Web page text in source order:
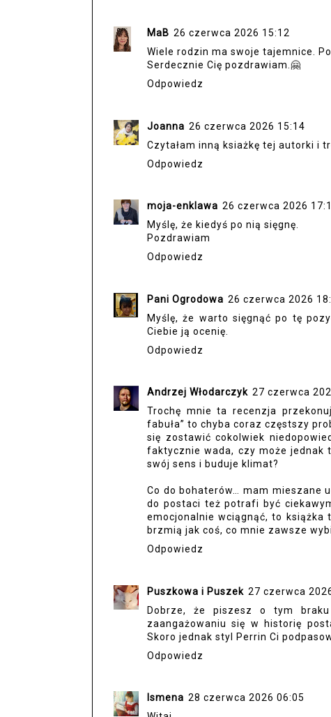
MaB 26 czerwca 2026 15:12
Wiele rodzin ma swoje tajemnice.
Serdecznie Cię pozdrawiam.🤗
Odpowiedz
Joanna 26 czerwca 2026 15:14
Czytałam inną ksiażkę tej autorki i
Odpowiedz
moja-enklawa 26 czerwca 2026
Myślę, że kiedyś po nią sięgnę.
Pozdrawiam
Odpowiedz
Pani Ogrodowa 26 czerwca 2026
Myślę, że warto sięgnąć po tę
Ciebie ją ocenię.
Odpowiedz
Andrzej Włodarczyk 27 czerwca
Trochę mnie ta recenzja
fabuła” to chyba coraz częstszy
się zostawić cokolwiek
faktycznie wada, czy może jednak
swój sens i buduje klimat?
Co do bohaterów… mam mieszane
do postaci też potrafi być
emocjonalnie wciągnąć, to książka
brzmią jak coś, co mnie zawsze
Odpowiedz
Puszkowa i Puszek 27 czerwca
Dobrze, że piszesz o tym
zaangażowaniu się w historię
Skoro jednak styl Perrin Ci
Odpowiedz
Ismena 28 czerwca 2026 06:05